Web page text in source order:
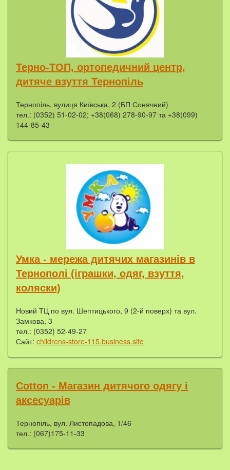
Терно-ТОП, ортопедичний центр,
дитяче взуття Тернопіль
Тернопіль, вулиця Київська, 2 (БП Сонячний)
тел.: (0352) 51-02-02; +38(068) 278-90-97 та +38(099)
144-85-43
Умка - мережа дитячих магазинів в
Тернополі (іграшки, одяг, взуття,
коляски)
Новий ТЦ по вул. Шептицького, 9 (2-й поверх) та вул.
Замкова, 3
тел.: (0352) 52-49-27
Сайт: childrens-store-115.business.site
Cotton - Магазин дитячого одягу і
аксесуарів
Тернопіль, вул. Листопадова, 1/46
тел.: (067)175-11-33